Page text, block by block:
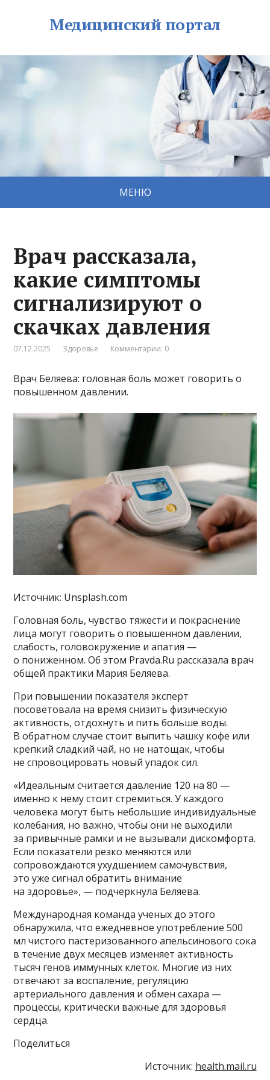
Медицинский портал
МЕНЮ
Врач рассказала,
какие симптомы
сигнализируют о
скачках давления
07.12.2025 Здоровье Комментарии: 0
Врач Беляева: головная боль может говорить о
повышенном давлении.
Источник: Unsplash.com
Головная боль, чувство тяжести и покраснение
лица могут говорить о повышенном давлении,
слабость, головокружение и апатия —
о пониженном. Об этом Pravda.Ru рассказала врач
общей практики Мария Беляева.
При повышении показателя эксперт
посоветовала на время снизить физическую
активность, отдохнуть и пить больше воды.
В обратном случае стоит выпить чашку кофе или
крепкий сладкий чай, но не натощак, чтобы
не спровоцировать новый упадок сил.
«Идеальным считается давление 120 на 80 —
именно к нему стоит стремиться. У каждого
человека могут быть небольшие индивидуальные
колебания, но важно, чтобы они не выходили
за привычные рамки и не вызывали дискомфорта.
Если показатели резко меняются или
сопровождаются ухудшением самочувствия,
это уже сигнал обратить внимание
на здоровье», — подчеркнула Беляева.
Международная команда ученых до этого
обнаружила, что ежедневное употребление 500
мл чистого пастеризованного апельсинового сока
в течение двух месяцев изменяет активность
тысяч генов иммунных клеток. Многие из них
отвечают за воспаление, регуляцию
артериального давления и обмен сахара —
процессы, критически важные для здоровья
сердца.
Поделиться
Источник: health.mail.ru